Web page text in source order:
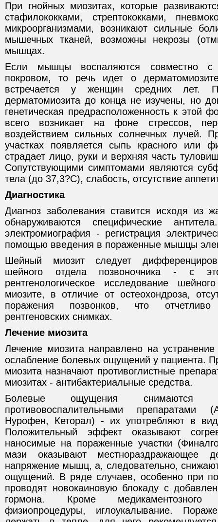
При гнойных миозитах, которые
стафилококками, стрептококками,
микроорганизмами, возникают сильные
мышечных тканей, возможны некрозы
мышцах.
Если мышцы воспаляются совместно
покровом, то речь идет о
встречается у женщин средних лет.
дерматомиозита до конца не изучены, но
генетическая предрасположенность к этой
всего возникает на фоне стрессов,
воздействием сильных солнечных лучей.
участках появляется сыпь красного или
страдает лицо, руки и верхняя часть
Сопутствующими симптомами являются
тела (до 37,3?С), слабость, отсутствие
Диагностика
Диагноз заболевания ставится исходя из
обнаруживаются специфические
электромиография - регистрация
помощью введения в пораженные мышцы
Шейный миозит следует
шейного отдела позвоночника - с
рентгенологическое исследование
миозите, в отличие от остеохондроза,
поражения позвонков, что
рентгеновских снимках.
Лечение миозита
Лечение миозита направлено на
ослабление болевых ощущений у пациента.
миозита назначают противоглистные
миозитах - антибактериальные средства.
Болевые ощущения снимаются
противовоспалительными препаратами
Нурофен, Кеторал) - их употребляют в
Положительный эффект оказывают
наносимые на пораженные участки
мази оказывают местнораздражающее
напряжение мышц, а, следовательно,
ощущений. В ряде случаев, особенно при
проводят новокаиновую блокаду с
гормона. Кроме медикаментозного
физиопроцедуры, иглоукалывание.